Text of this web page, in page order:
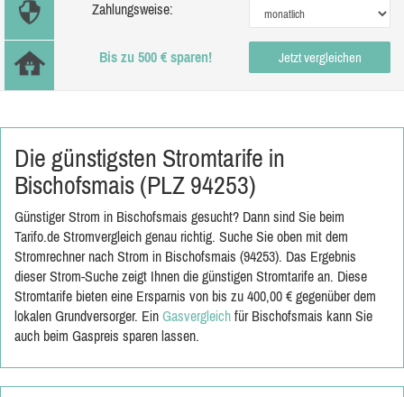
Zahlungsweise:
Bis zu 500 € sparen! Jetzt vergleichen
Die günstigsten Stromtarife in
Bischofsmais (PLZ 94253)
Günstiger Strom in Bischofsmais gesucht? Dann sind Sie beim
Tarifo.de Stromvergleich genau richtig. Suche Sie oben mit dem
Stromrechner nach Strom in Bischofsmais (94253). Das Ergebnis
dieser Strom-Suche zeigt Ihnen die günstigen Stromtarife an. Diese
Stromtarife bieten eine Ersparnis von bis zu 400,00 € gegenüber dem
lokalen Grundversorger. Ein Gasvergleich für Bischofsmais kann Sie
auch beim Gaspreis sparen lassen.